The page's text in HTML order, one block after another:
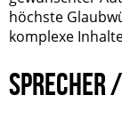
höchste
komplexe
SPRECHER